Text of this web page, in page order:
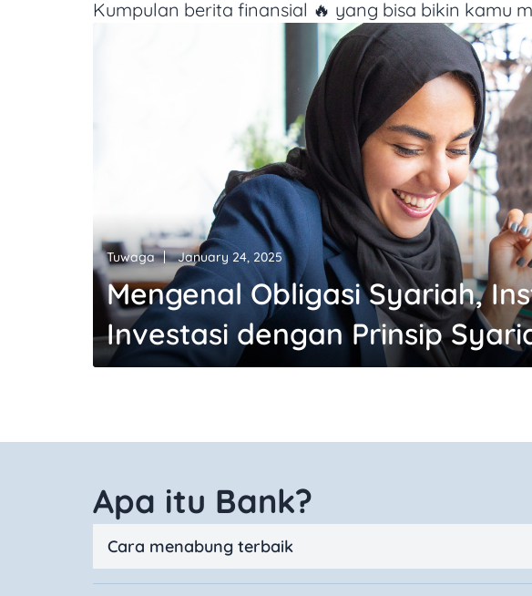
Kumpulan berita finansial 🔥 yang bisa bikin kamu
Tuwaga January 24, 2025
Mengenal Obligasi Syariah,
Investasi dengan Prinsip
Apa itu Bank?
Cara menabung terbaik